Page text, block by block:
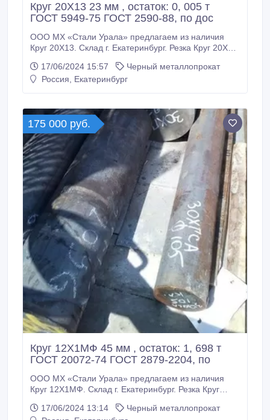
Круг 20Х13 23 мм , остаток: 0, 005 т
ГОСТ 5949-75 ГОСТ 2590-88, по дос
ООО МХ «Стали Урала» предлагаем из наличия
Круг 20Х13. Склад г. Екатеринбург. Резка Круг 20Х13
сертификатами! * Круг 20Х13 23 мм, вес: 0, 005 т
ГОСТ 5949-75 ГОСТ 2590-88, 190000 руб. с НДС *
17/06/2024 15:57
Черный металлопрокат
Россия, Екатеринбург
175 000 руб.
Круг 12Х1МФ 45 мм , остаток: 1, 698 т
ГОСТ 20072-74 ГОСТ 2879-2204, по
ООО МХ «Стали Урала» предлагаем из наличия
Круг 12Х1МФ. Склад г. Екатеринбург. Резка Круг
круги с сертификатами! * Круг 12Х1МФ 45 мм, вес:
17/06/2024 13:14
Черный металлопрокат